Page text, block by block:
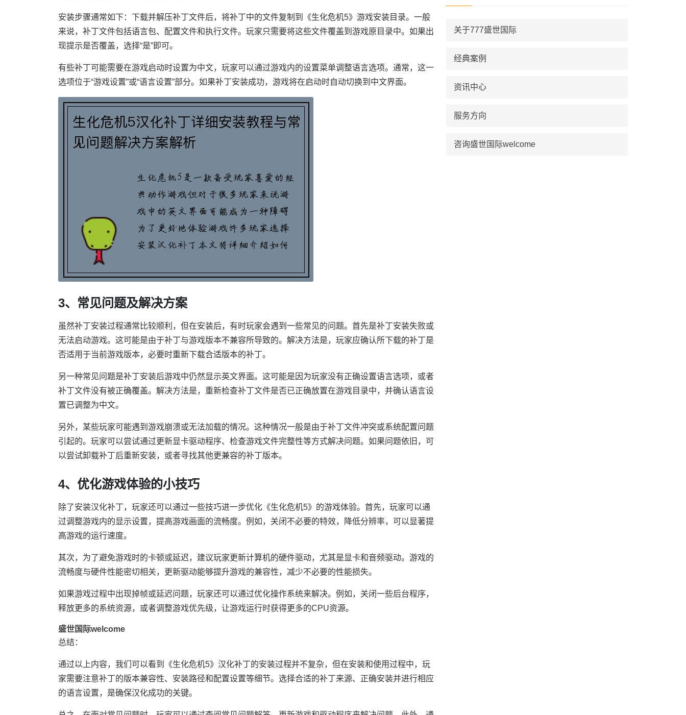
安装步骤通常如下：下载并解压补丁文件后，将补丁中的文件复制到《生化危机5》游戏安装目录。一般
来说，补丁文件包括语言包、配置文件和执行文件。玩家只需要将这些文件覆盖到游戏原目录中。如果出
现提示是否覆盖，选择“是”即可。
有些补丁可能需要在游戏启动时设置为中文，玩家可以通过游戏内的设置菜单调整语言选项。通常，这一
选项位于“游戏设置”或“语言设置”部分。如果补丁安装成功，游戏将在启动时自动切换到中文界面。
3、常见问题及解决方案
虽然补丁安装过程通常比较顺利，但在安装后，有时玩家会遇到一些常见的问题。首先是补丁安装失败或
无法启动游戏。这可能是由于补丁与游戏版本不兼容所导致的。解决方法是，玩家应确认所下载的补丁是
否适用于当前游戏版本，必要时重新下载合适版本的补丁。
另一种常见问题是补丁安装后游戏中仍然显示英文界面。这可能是因为玩家没有正确设置语言选项，或者
补丁文件没有被正确覆盖。解决方法是，重新检查补丁文件是否已正确放置在游戏目录中，并确认语言设
置已调整为中文。
另外，某些玩家可能遇到游戏崩溃或无法加载的情况。这种情况一般是由于补丁文件冲突或系统配置问题
引起的。玩家可以尝试通过更新显卡驱动程序、检查游戏文件完整性等方式解决问题。如果问题依旧，可
以尝试卸载补丁后重新安装，或者寻找其他更兼容的补丁版本。
4、优化游戏体验的小技巧
除了安装汉化补丁，玩家还可以通过一些技巧进一步优化《生化危机5》的游戏体验。首先，玩家可以通
过调整游戏内的显示设置，提高游戏画面的流畅度。例如，关闭不必要的特效，降低分辨率，可以显著提
高游戏的运行速度。
其次，为了避免游戏时的卡顿或延迟，建议玩家更新计算机的硬件驱动，尤其是显卡和音频驱动。游戏的
流畅度与硬件性能密切相关，更新驱动能够提升游戏的兼容性，减少不必要的性能损失。
如果游戏过程中出现掉帧或延迟问题，玩家还可以通过优化操作系统来解决。例如，关闭一些后台程序，
释放更多的系统资源，或者调整游戏优先级，让游戏运行时获得更多的CPU资源。
盛世国际welcome
总结：
通过以上内容，我们可以看到《生化危机5》汉化补丁的安装过程并不复杂，但在安装和使用过程中，玩
家需要注意补丁的版本兼容性、安装路径和配置设置等细节。选择合适的补丁来源、正确安装并进行相应
的语言设置，是确保汉化成功的关键。
关于777盛世国际
经典案例
资讯中心
服务方向
咨询盛世国际welcome